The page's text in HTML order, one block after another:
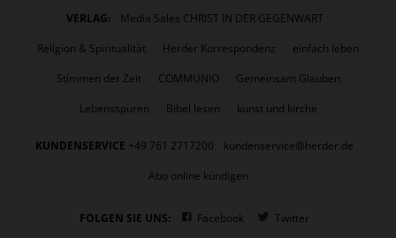
VERLAG:
Media Sales CHRIST IN DER GEGENWART
Religion & Spiritualität
Herder Korrespondenz
einfach leben
Stimmen der Zeit
COMMUNIO
Gemeinsam Glauben
Lebensspuren
Bibel lesen kunst und kirche
KUNDENSERVICE +49 761 2717200
kundenservice@herder.de
Abo online kündigen
FOLGEN SIE UNS: Facebook Twitter